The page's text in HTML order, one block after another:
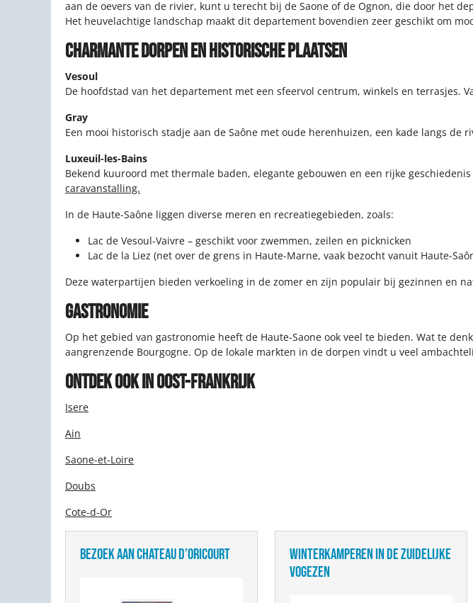
aan de oevers van de rivier, kunt u terecht bij de Saone of de Ognon, die door het
Het heuvelachtige landschap maakt dit departement bovendien zeer geschikt om
CHARMANTE DORPEN EN HISTORISCHE PLAATSEN
Vesoul
De hoofdstad van het departement met een sfeervol centrum, winkels en terrasjes.
Gray
Een mooi historisch stadje aan de Saône met oude herenhuizen, een kade langs de
Luxeuil-les-Bains
Bekend kuuroord met thermale baden, elegante gebouwen en een rijke
caravanstalling.
In de Haute-Saône liggen diverse meren en recreatiegebieden, zoals:
Lac de Vesoul-Vaivre – geschikt voor zwemmen, zeilen en picknicken
Lac de la Liez (net over de grens in Haute-Marne, vaak bezocht vanuit Haute-
Deze waterpartijen bieden verkoeling in de zomer en zijn populair bij gezinnen en
GASTRONOMIE
Op het gebied van gastronomie heeft de Haute-Saone ook veel te bieden. Wat te
aangrenzende Bourgogne. Op de lokale markten in de dorpen vindt u veel
ONTDEK OOK IN OOST-FRANKRIJK
Isere
Ain
Saone-et-Loire
Doubs
Cote-d-Or
BEZOEK AAN CHATEAU D’ORICOURT
WINTERKAMPEREN IN DE ZUIDELIJKE
VOGEZEN